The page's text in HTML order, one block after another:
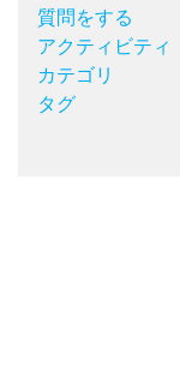
質問をする
アクティビティ
カテゴリ
タグ